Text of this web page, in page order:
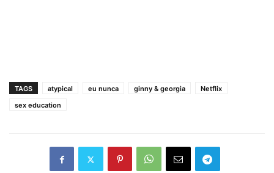
TAGS atypical eu nunca ginny & georgia
Netflix
sex education